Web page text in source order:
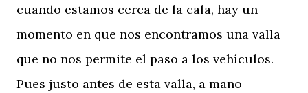
cuando estamos cerca de la cala, hay un
momento en que nos encontramos una valla
que no nos permite el paso a los vehículos.
Pues justo antes de esta valla, a mano